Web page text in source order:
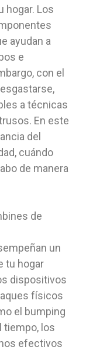
hogar. Los
ayudan a
e
con el
a técnicas
En este
del
cuándo
de manera
de
un
tu hogar
dispositivos
físicos
el bumping
tiempo, los
efectivos